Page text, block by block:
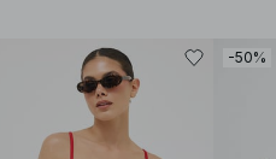
-50%